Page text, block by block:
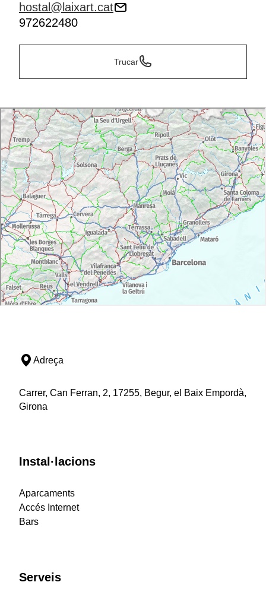
hostal@laixart.cat
972622480
Trucar
Adreça
Carrer, Can Ferran, 2, 17255, Begur, el Baix Empordà,
Girona
Instal·lacions
Aparcaments
Accés Internet
Bars
Serveis